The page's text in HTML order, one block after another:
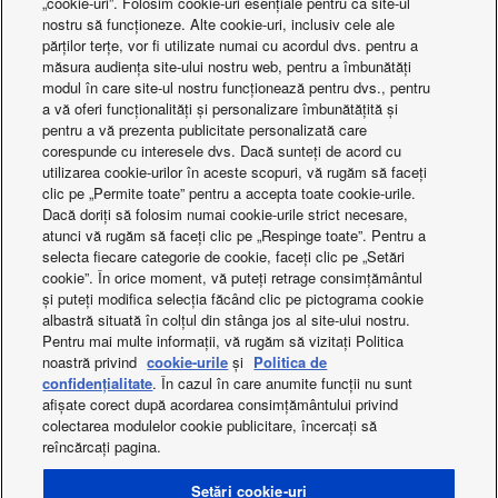
Interval de
temperatură de
ieșire a apei (răcire -
min.)
°C +5
Interval de
temperatură de
ieșire a apei (răcire -
max.)
+15
Interval de
temperatură de
ieșire a apei
(încălzire - max.)
°C +50
Interval de
funcționare (răcire -
min.)
°C -15
Interval de
funcționare (răcire -
max.)
°C +46
Interval de
funcționare
(încălzire - min.)
°C -20
Interval de
funcționare
°C +24
Cascadă Aquarea pentru clădirea Porsche
Ce se întâmplă
Facebook
Contactați-ne
Harta site-ului
nostru să funcționeze. Alte cookie-uri, inclusiv cele ale
părților terțe, vor fi utilizate numai cu acordul dvs. pentru a
măsura audiența site-ului nostru web, pentru a îmbunătăți
modul în care site-ul nostru funcționează pentru dvs., pentru
a vă oferi funcționalități și personalizare îmbunătățită și
pentru a vă prezenta publicitate personalizată care
corespunde cu interesele dvs. Dacă sunteți de acord cu
utilizarea cookie-urilor în aceste scopuri, vă rugăm să faceți
clic pe „Permite toate” pentru a accepta toate cookie-urile.
Dacă doriți să folosim numai cookie-urile strict necesare,
atunci vă rugăm să faceți clic pe „Respinge toate”. Pentru a
selecta fiecare categorie de cookie, faceți clic pe „Setări
cookie”. În orice moment, vă puteți retrage consimțământul
și puteți modifica selecția făcând clic pe pictograma cookie
albastră situată în colțul din stânga jos al site-ului nostru.
Pentru mai multe informații, vă rugăm să vizitați Politica
noastră privind cookie-urile și Politica de
confidențialitate. În cazul în care anumite funcții nu sunt
afișate corect după acordarea consimțământului privind
colectarea modulelor cookie publicitare, încercați să
reîncărcați pagina.
Setări cookie-uri